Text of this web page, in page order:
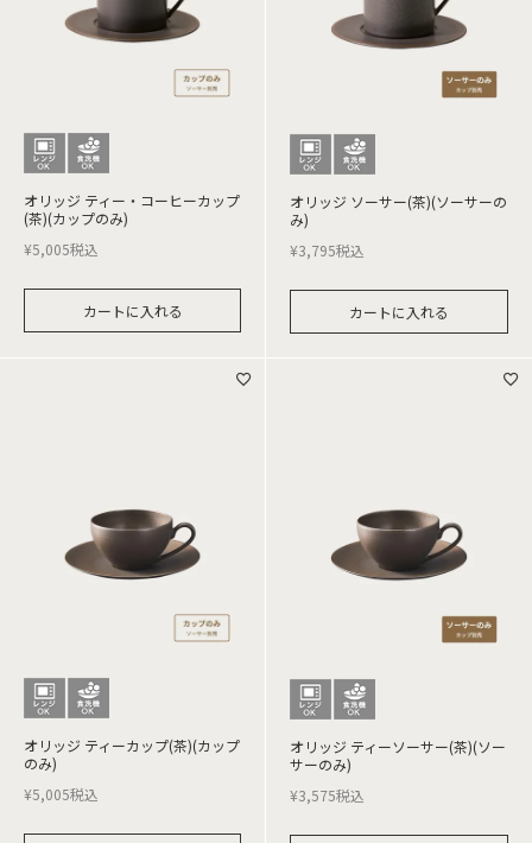
オリッジ ティー・コーヒーカップ
(茶)(カップのみ)
¥5,005税込
カートに入れる
オリッジ ソーサー(茶)(ソーサーの
み)
¥3,795税込
カートに入れる
オリッジ ティーカップ(茶)(カップ
のみ)
¥5,005税込
オリッジ ティーソーサー(茶)(ソー
サーのみ)
¥3,575税込